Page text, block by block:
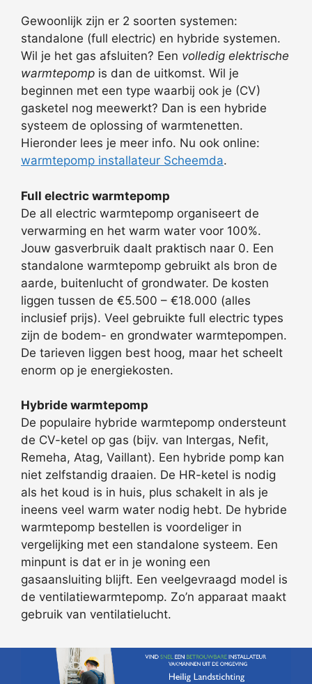
Gewoonlijk zijn er 2 soorten systemen:
standalone (full electric) en hybride systemen.
Wil je het gas afsluiten? Een volledig elektrische
warmtepomp is dan de uitkomst. Wil je
beginnen met een type waarbij ook je (CV)
gasketel nog meewerkt? Dan is een hybride
systeem de oplossing of warmtenetten.
Hieronder lees je meer info. Nu ook online:
warmtepomp installateur Scheemda.
Full electric warmtepomp
De all electric warmtepomp organiseert de
verwarming en het warm water voor 100%.
Jouw gasverbruik daalt praktisch naar 0. Een
standalone warmtepomp gebruikt als bron de
aarde, buitenlucht of grondwater. De kosten
liggen tussen de €5.500 – €18.000 (alles
inclusief prijs). Veel gebruikte full electric types
zijn de bodem- en grondwater warmtepompen.
De tarieven liggen best hoog, maar het scheelt
enorm op je energiekosten.
Hybride warmtepomp
De populaire hybride warmtepomp ondersteunt
de CV-ketel op gas (bijv. van Intergas, Nefit,
Remeha, Atag, Vaillant). Een hybride pomp kan
niet zelfstandig draaien. De HR-ketel is nodig
als het koud is in huis, plus schakelt in als je
ineens veel warm water nodig hebt. De hybride
warmtepomp bestellen is voordeliger in
vergelijking met een standalone systeem. Een
minpunt is dat er in je woning een
gasaansluiting blijft. Een veelgevraagd model is
de ventilatiewarmtepomp. Zo’n apparaat maakt
gebruik van ventilatielucht.